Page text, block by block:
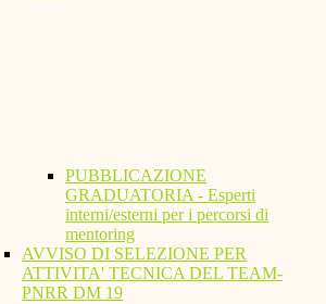
PUBBLICAZIONE
GRADUATORIA - Esperti
interni/esterni per i percorsi di
mentoring
AVVISO DI SELEZIONE PER
ATTIVITA' TECNICA DEL TEAM-
PNRR DM 19